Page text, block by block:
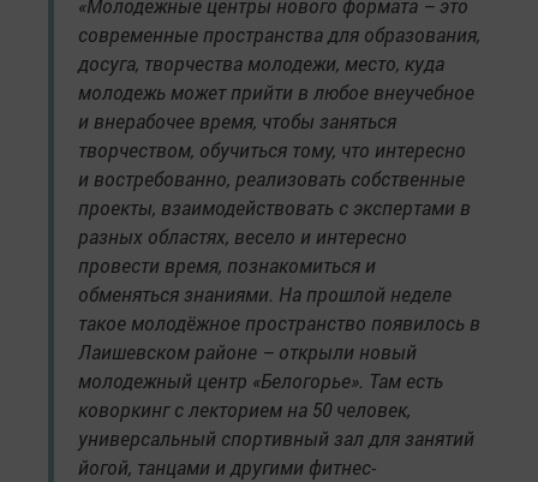
«Молодежные центры нового формата – это
современные пространства для образования,
досуга, творчества молодежи, место, куда
молодежь может прийти в любое внеучебное
и внерабочее время, чтобы заняться
творчеством, обучиться тому, что интересно
и востребованно, реализовать собственные
проекты, взаимодействовать с экспертами в
разных областях, весело и интересно
провести время, познакомиться и
обменяться знаниями. На прошлой неделе
такое молодёжное пространство появилось в
Лаишевском районе – открыли новый
молодежный центр «Белогорье». Там есть
коворкинг с лекторием на 50 человек,
универсальный спортивный зал для занятий
йогой, танцами и другими фитнес-